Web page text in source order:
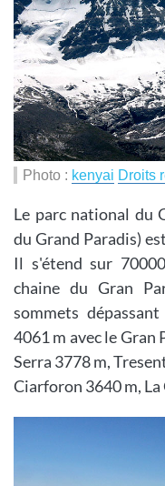
Photo : kenyai Droits
Le parc national du
du Grand Paradis)
Il s'étend sur
chaine du Gran
sommets
4061 m avec le Gran
Serra 3778 m,
Ciarforon 3640 m, La